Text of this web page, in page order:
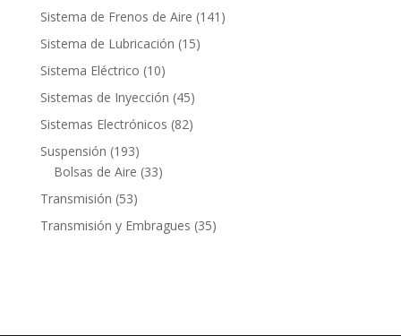
productos
Sistema de Frenos de Aire 141 141
Sistema de Lubricación 1515
Sistema Eléctrico 1010
productos
Sistemas de Inyección 4545
productos
Sistemas Electrónicos 8282
Suspensión 193193
productos
Bolsas de Aire 3333
Transmisión 5353
productos
Transmisión y Embragues 3535